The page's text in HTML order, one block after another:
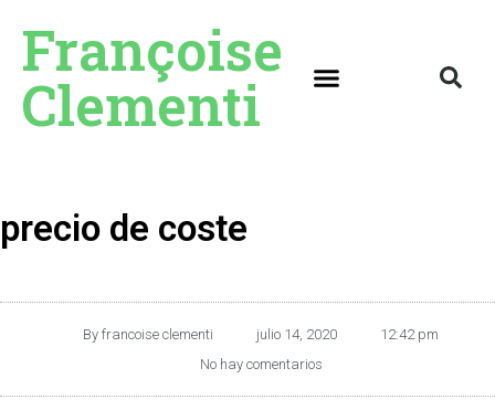
Françoise
Clementi
precio de coste
By francoise clementi julio 14, 2020
12:42 pm
No hay comentarios